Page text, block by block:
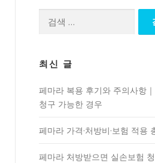
최신 글
페마라 복용 후기와 주의사항
청구 가능한 경우
페마라 가격·처방비·보험 적용
페마라 처방받으면 실손보험